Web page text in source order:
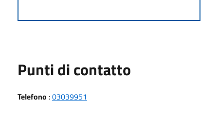
Punti di contatto
Telefono :03039951